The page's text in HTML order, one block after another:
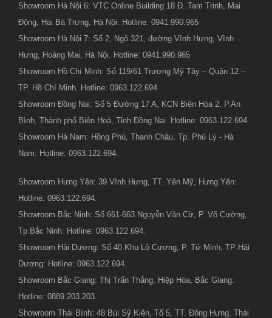
Showroom Hà Nội 6: VTC Online Building 18 Đ. Tam Trinh, Mai
Động, Hai Bà Trưng, Hà Nội. Hotline: 0941.990.965
Showroom Hà Nội 7: Số 2, Ngõ 321, đường Vĩnh Hưng, Vĩnh
Hưng, Hoàng Mai, Hà Nội. Hotline: 0941.990.965
Showroom Hồ Chí Minh: Số 119/61 Trương Mỹ Tây – Quận 12 –
TP. Hồ Chí Minh. Hotline: 0963.122.694
Showroom Đồng Nai: Số 5 Đường 17 A, KCN Biên Hòa 2, P.An
Bình, Thành phố Biên Hoà, Tỉnh Đồng Nai. Hotline: 0963.122.694
Showroom Hà Nam: Hồng Phú, Thanh Châu, Tp. Phủ Lý - Hà
Nam: Hotline: 0963.122.694.
Showroom Hưng Yên: 39 Vĩnh Hưng, TT. Yên Mỹ, Hưng Yên:
Hotline: 0963.122.694.
Showroom Bắc Ninh: Số 661-663 Nguyễn Văn Cừ, P. Võ Cường,
Tp Bắc Ninh: Hotline: 0963.122.694.
Showroom Hải Dương: Số 40 Khu Lộ Cương, P. Tứ Minh, TP Hải
Dương: Hotline: 0963.122.694.
Showroom Bắc Giang: Thị Trấn Thắng, Hiệp Hòa, Bắc Giang:
Hotline: 0889.203.203.
Showroom Thái Bình: 48 Bùi Sỹ Kiên, Tổ 5, TT. Đông Hưng, Thái